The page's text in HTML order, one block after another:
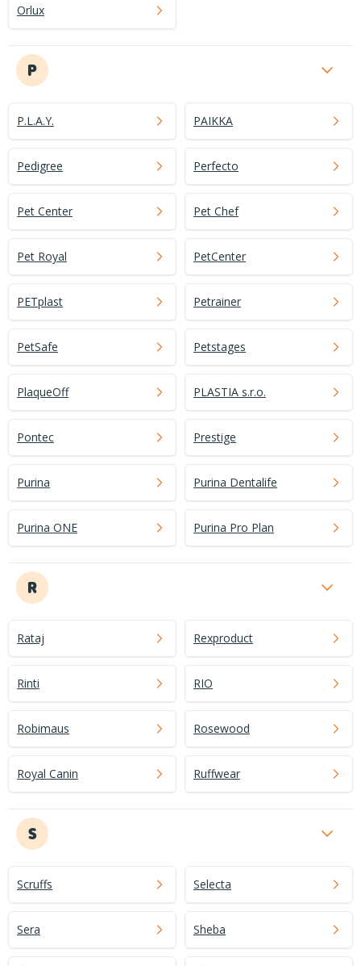
Orlux
P
P.L.A.Y. PAIKKA
Pedigree Perfecto
Pet Center Pet Chef
Pet Royal PetCenter
PETplast Petrainer
PetSafe Petstages
PlaqueOff PLASTIA s.r.o.
Pontec Prestige
Purina Purina Dentalife
Purina ONE Purina Pro Plan
R
Rataj Rexproduct
Rinti RIO
Robimaus Rosewood
Royal Canin Ruffwear
S
Scruffs Selecta
Sera Sheba